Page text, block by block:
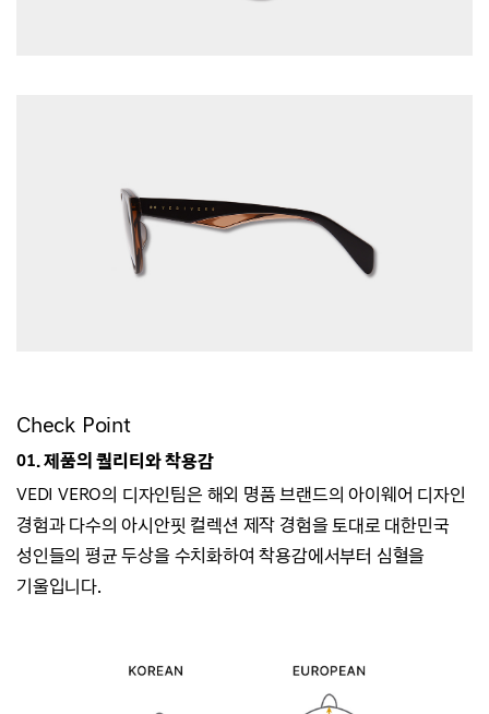
Check Point
01. 제품의 퀄리티와 착용감
VEDI VERO의 디자인팀은 해외 명품 브랜드의 아이웨어 디자인
경험과 다수의 아시안핏 컬렉션 제작 경험을 토대로 대한민국
성인들의 평균 두상을 수치화하여착용감에서부터 심혈을
기울입니다.